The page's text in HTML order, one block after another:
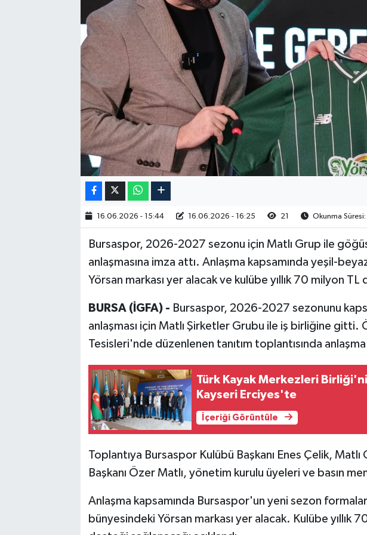
16.06.2026 - 15:44 16.06.2026 - 16:25 21 Okunma Süresi:
Bursaspor, 2026-2027 sezonu için Matlı Grup ile
anlaşmasına imza attı. Anlaşma kapsamında yeşil-
Yörsan markası yer alacak ve kulübe yıllık 70 milyon
BURSA (İGFA) - Bursaspor, 2026-2027 sezonunu
anlaşması için Matlı Şirketler Grubu ile iş birliğine gitti.
Tesisleri'nde düzenlenen tanıtım toplantısında
Türk Kayak Merkezleri
Kayseri Erciyes'te
İçeriği Görüntüle
Toplantıya Bursaspor Kulübü Başkanı Enes Çelik,
Başkanı Özer Matlı, yönetim kurulu üyeleri ve basın
Anlaşma kapsamında Bursaspor'un yeni sezon
bünyesindeki Yörsan markası yer alacak. Kulübe yıllık
RESMİ İLAN